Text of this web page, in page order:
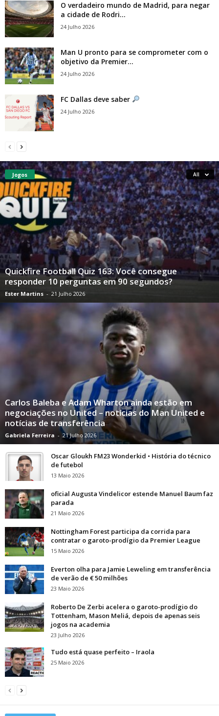
O verdadeiro mundo de Madrid, para negar
a cidade de Rodri...
24 Julho 2026
Man U pronto para se comprometer com o
objetivo da Premier...
24 Julho 2026
FC Dallas deve saber
24 Julho 2026
Jogos All
Quickfire Football Quiz 163: Você consegue
responder 10 perguntas em 90 segundos?
Ester Martins - 21 Julho 2026
Carlos Baleba e Adam Wharton ainda estão em
negociações no United – notícias do Man United e
notícias de transferência
Gabriela Ferreira - 21 Julho 2026
Oscar Gloukh FM23 Wonderkid • História do técnico
de futebol
13 Maio 2026
oficial Augusta Vindelicor estende Manuel Baum faz
parada
21 Maio 2026
Nottingham Forest participa da corrida para
contratar o garoto-prodígio da Premier League
15 Maio 2026
Everton olha para Jamie Leweling em transferência
de verão de € 50 milhões
23 Maio 2026
Roberto De Zerbi acelera o garoto-prodígio do
Tottenham, Mason Meliá, depois de apenas seis
jogos na academia
23 Julho 2026
Tudo está quase perfeito – Iraola
25 Maio 2026